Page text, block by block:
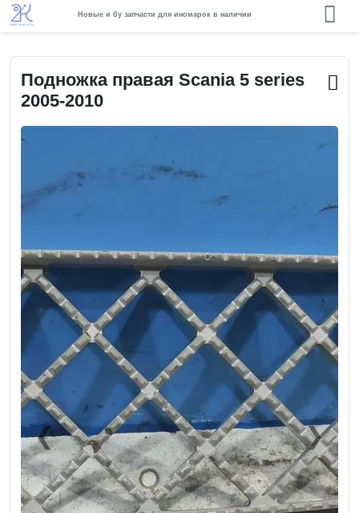
Новые и бу запчасти для иномарок в наличии
Подножка правая Scania 5 series
2005-2010
❮Previous ❯Next